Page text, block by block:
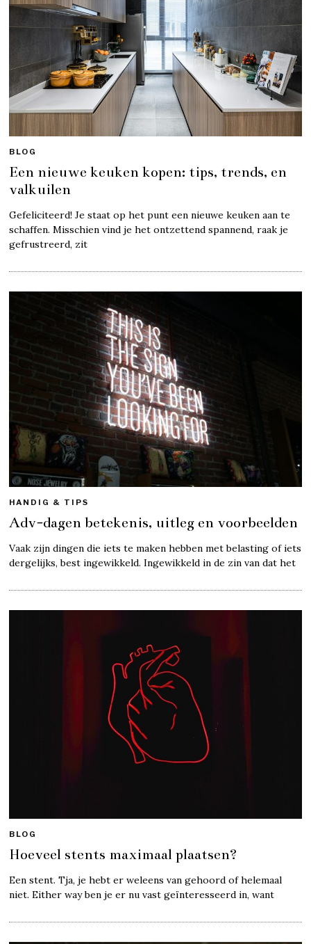
BLOG
Een nieuwe keuken kopen: tips, trends, en
valkuilen
Gefeliciteerd! Je staat op het punt een nieuwe keuken aan te
schaffen. Misschien vind je het ontzettend spannend, raak je
gefrustreerd, zit
HANDIG & TIPS
Adv-dagen betekenis, uitleg en voorbeelden
Vaak zijn dingen die iets te maken hebben met belasting of iets
dergelijks, best ingewikkeld. Ingewikkeld in de zin van dat het
BLOG
Hoeveel stents maximaal plaatsen?
Een stent. Tja, je hebt er weleens van gehoord of helemaal
niet. Either way ben je er nu vast geïnteresseerd in, want